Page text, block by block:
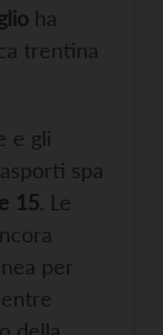
ha
trentina
e gli
spa
15. Le
per
della